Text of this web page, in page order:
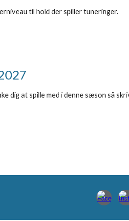
til hold der spiller tuneringer.
dig at spille med i denne sæson så